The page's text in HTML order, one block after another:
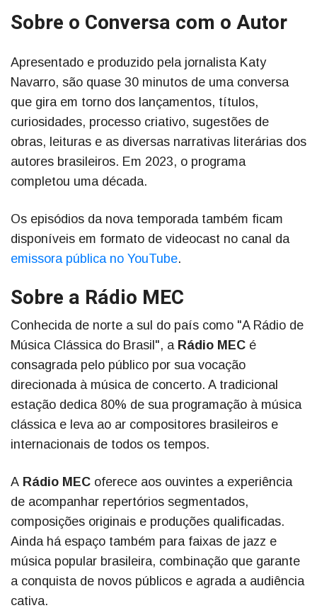
Sobre o Conversa com o Autor
Apresentado e produzido pela jornalista Katy
Navarro, são quase 30 minutos de uma conversa
que gira em torno dos lançamentos, títulos,
curiosidades, processo criativo, sugestões de
obras, leituras e as diversas narrativas literárias dos
autores brasileiros. Em 2023, o programa
completou uma década.
Os episódios da nova temporada também ficam
disponíveis em formato de videocast no canal da
emissora pública no YouTube.
Sobre a Rádio MEC
Conhecida de norte a sul do país como "A Rádio de
Música Clássica do Brasil", a Rádio MEC é
consagrada pelo público por sua vocação
direcionada à música de concerto. A tradicional
estação dedica 80% de sua programação à música
clássica e leva ao ar compositores brasileiros e
internacionais de todos os tempos.
A Rádio MEC oferece aos ouvintes a experiência
de acompanhar repertórios segmentados,
composições originais e produções qualificadas.
Ainda há espaço também para faixas de jazz e
música popular brasileira, combinação que garante
a conquista de novos públicos e agrada a audiência
cativa.